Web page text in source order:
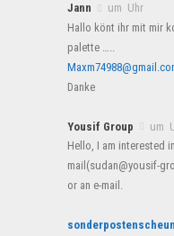
Jann
um Uhr
Hallo könt ihr mit mir
palette …..
Danke
Yousif Group
um
Hello, I am interested
mail(sudan@yousif-
or an e-mail.